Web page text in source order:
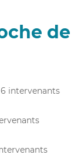
de
6 intervenants